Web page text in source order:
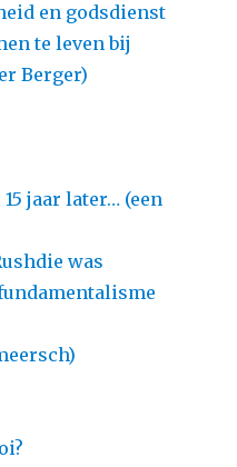
en godsdienst
te leven bij
Berger)
jaar later… (een
was